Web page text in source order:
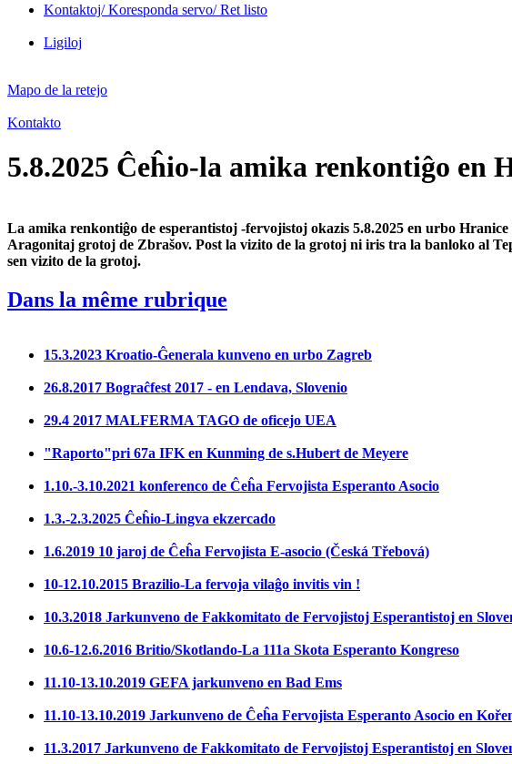
Kontaktoj/ Koresponda servo/ Ret listo
Ligiloj
Mapo de la retejo
Kontakto
5.8.2025 Ĉeĥio-la amika renkontiĝo en
La amika renkontiĝo de esperantistoj -fervojistoj okazis 5.8.2025 en urbo
Aragonitaj grotoj de Zbrašov. Post la vizito de la grotoj ni iris tra la banloko al
sen vizito de la grotoj.
Dans la même rubrique
15.3.2023 Kroatio-Ĝenerala kunveno en urbo Zagreb
26.8.2017 Bograĉfest 2017 - en Lendava, Slovenio
29.4 2017 MALFERMA TAGO de oficejo UEA
"Raporto"pri 67a IFK en Kunming de s.Hubert de Meyere
1.10.-3.10.2021 konferenco de Ĉeĥa Fervojista Esperanto Asocio
1.3.-2.3.2025 Ĉeĥio-Lingva ekzercado
1.6.2019 10 jaroj de Ĉeĥa Fervojista E-asocio (Česká Třebová)
10-12.10.2015 Brazilio-La fervoja vilaĝo invitis vin !
10.3.2018 Jarkunveno de Fakkomitato de Fervojistoj Esperantistoj en
10.6-12.6.2016 Britio/Skotlando-La 111a Skota Esperanto Kongreso
11.10-13.10.2019 GEFA jarkunveno en Bad Ems
11.10-13.10.2019 Jarkunveno de Ĉeĥa Fervojista Esperanto Asocio en
11.3.2017 Jarkunveno de Fakkomitato de Fervojistoj Esperantistoj en